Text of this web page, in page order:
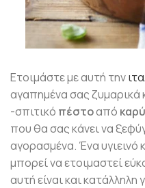
Ετοιμάστε με αυτή την
αγαπημένα σας ζυμαρικά
-σπιτικό πέστοαπό
που θα σας κάνει να
αγορασμένα. Ένα υγιεινό
μπορεί να ετοιμαστεί
αυτή είναι και